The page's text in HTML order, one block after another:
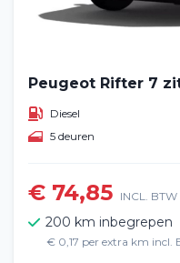
Peugeot Rifter 7
Diesel
5 deuren
€ 74,85 INCL. BTW
200 km inbegrepen
€ 0,17 per extra km incl.